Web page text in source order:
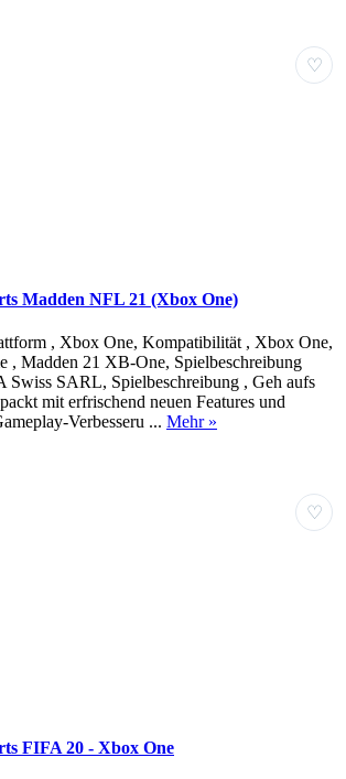
♡
Madden NFL 21 (Xbox One)
, Xbox One, Kompatibilität , Xbox One,
, Madden 21 XB-One, Spielbeschreibung
Swiss SARL, Spielbeschreibung , Geh aufs
mit erfrischend neuen Features und
Verbesseru ... Mehr »
♡
FIFA 20 - Xbox One